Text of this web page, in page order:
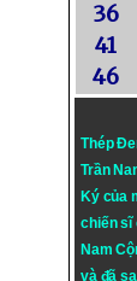
36
41
46
Thép
Trần
Ký của
chiến sĩ
Nam
và đã